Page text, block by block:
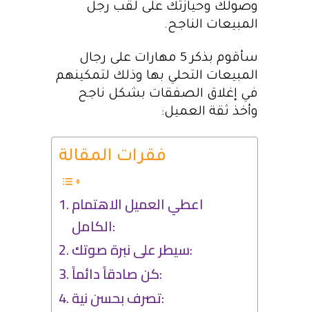
وصولك وحيازتك على لقب رجل
المبيعات الناجح.
سأقوم بذكر 5 مهارات على رجال
المبيعات التحلي بها وذلك لتمكينهم
في إغلاق الصفقات بشكل ناجح
وأخذ ثقة العميل:
فقرات المقالة
اعطي العميل الاهتمام
الكامل:
سيطر على نبرة صوتك:
كن صادقاً دائماً:
تصرف بحسن نية: